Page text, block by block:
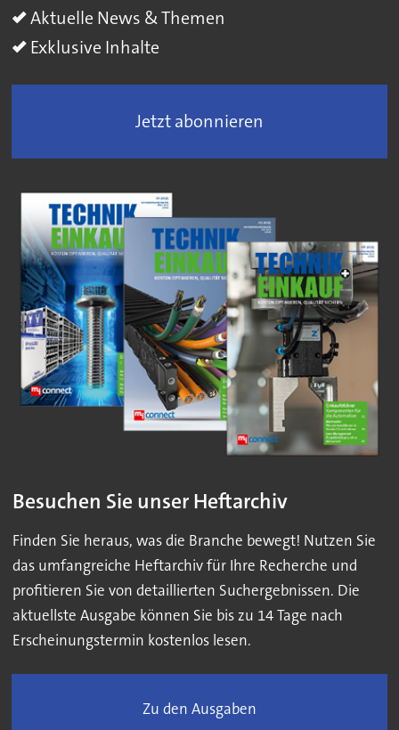
Aktuelle News & Themen
Exklusive Inhalte
Jetzt abonnieren
Besuchen Sie unser Heftarchiv
Finden Sie heraus, was die Branche bewegt! Nutzen Sie
das umfangreiche Heftarchiv für Ihre Recherche und
profitieren Sie von detaillierten Suchergebnissen. Die
aktuellste Ausgabe können Sie bis zu 14 Tage nach
Erscheinungstermin kostenlos lesen.
Zu den Ausgaben